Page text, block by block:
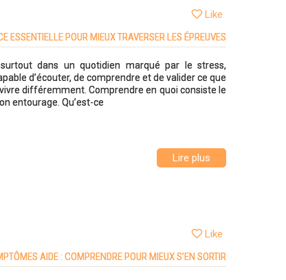
Like
ESSENTIELLE POUR MIEUX TRAVERSER LES ÉPREUVES
dans un quotidien marqué par le stress,
d’écouter, de comprendre et de valider ce que
différemment. Comprendre en quoi consiste le
entourage. Qu’est-ce
Lire plus
Like
AIDE : COMPRENDRE POUR MIEUX S’EN SORTIR